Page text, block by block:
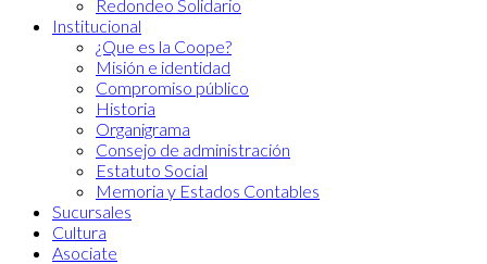
Redondeo Solidario
Institucional
¿Que es la Coope?
Misión e identidad
Compromiso público
Historia
Organigrama
Consejo de administración
Estatuto Social
Memoria y Estados Contables
Sucursales
Cultura
Asociate